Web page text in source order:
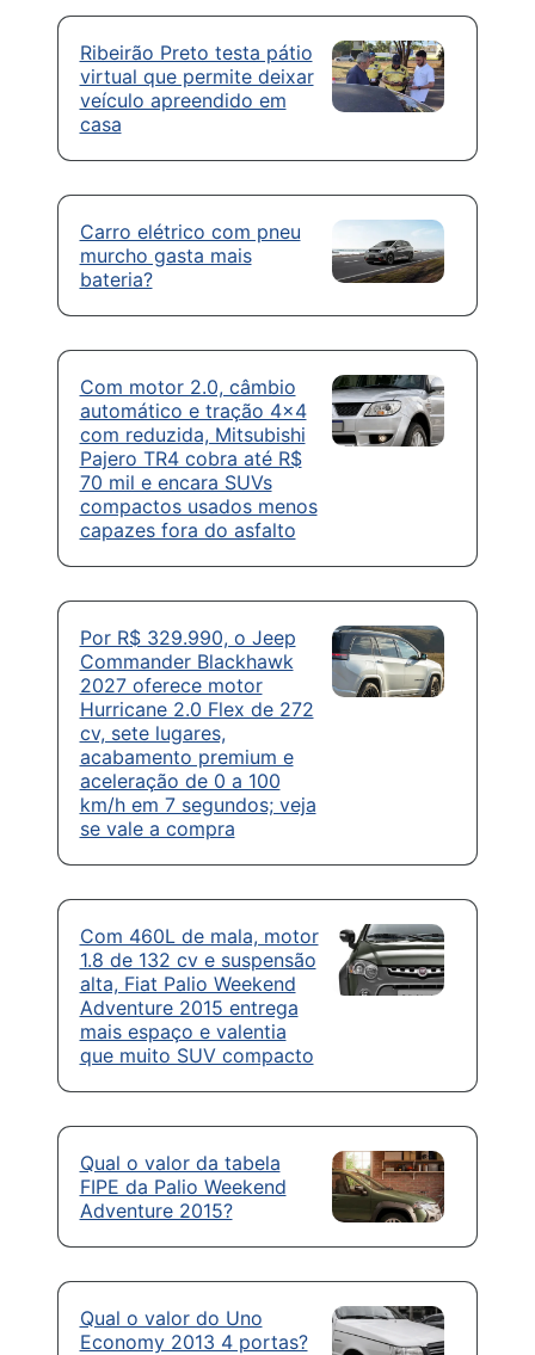
Ribeirão Preto testa pátio
virtual que permite deixar
veículo apreendido em
casa
Carro elétrico com pneu
murcho gasta mais
bateria?
Com motor 2.0, câmbio
automático e tração 4×4
com reduzida, Mitsubishi
Pajero TR4 cobra até R$
70 mil e encara SUVs
compactos usados menos
capazes fora do asfalto
Por R$ 329.990, o Jeep
Commander Blackhawk
2027 oferece motor
Hurricane 2.0 Flex de 272
cv, sete lugares,
acabamento premium e
aceleração de 0 a 100
km/h em 7 segundos; veja
se vale a compra
Com 460L de mala, motor
1.8 de 132 cv e suspensão
alta, Fiat Palio Weekend
Adventure 2015 entrega
mais espaço e valentia
que muito SUV compacto
Qual o valor da tabela
FIPE da Palio Weekend
Adventure 2015?
Qual o valor do Uno
Economy 2013 4 portas?